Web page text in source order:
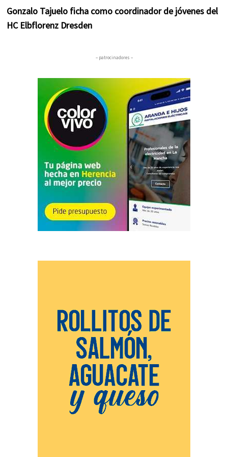
Gonzalo Tajuelo ficha como coordinador de jóvenes del
HC Elbflorenz Dresden
– patrocinadores –